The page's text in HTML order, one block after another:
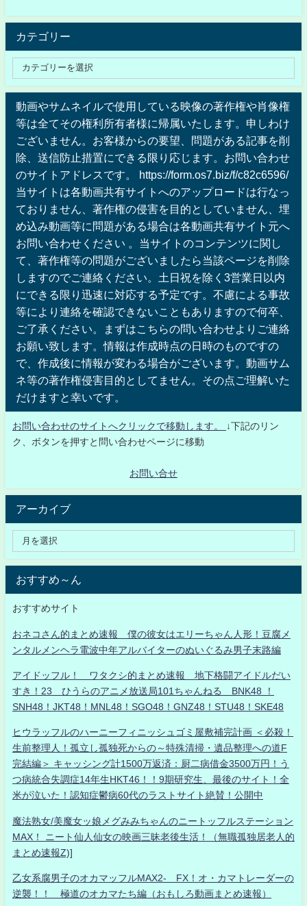
カテゴリー
動画やサムネイルで使用している映像の著作権や肖像権
等は全てその権利所有者様に帰属いたします。申しわけ
ございません。お客様からの要望、問題がある記事を削
除、送信防止措置にできる限り応じます。お問い合わせ
のサイトアドレスです。 https://form.os7.biz/f/c82c6596/
当サイトは各動画共有サイトへのアップロードは行なっ
ておりません、著作権の侵害を目的としていません、埋
め込み動画等に問題がある場合は各動画共有サイト元へ
お問い合わせください 。当サイトのコンテンツに関し
て、著作権等の問題がございましたら当該ページを削除
しますのでご連絡ください。土日祝を除く3営業日以内
にできる限り迅速に対応する予定です。不慮による事故
等により連絡を確認できないこともありますので何卒、
ご了承ください。まずはこちらの問い合わせよりご連絡
お願い致します。情報は作成時点の日時のものですの
で、作成後に情報が変わる場合がございます。動画サム
ネ等の著作権侵害目的としてません。その点ご理解いた
だけますと幸いです。
お問い合わせのサイトへクリックで移動します。
↓下記のリン
ク、ボタンを押すと問い合わせページに移動
お問い合せ
アーカイブ
おすすめ～ん
おすすめサイト
おネコさん的まとめ速報 僕の彼女はエリーちゃん人形！豆腐メ
ンタルメンヘラ電波中年アルバイターのぬいぐるみ男子末路編
アイドッフル！ ワタクシ的まとめ速報 地下格闘アイドルだい
すき！23 ひうらのアニメ放送局101ちゃんねる BNK48 ！
SNH48！JKT48！MNL48！SGO48！GNZ48！STU48！SKE48
ヒウラッフルのハーニーフィニッシュゴミ屋敷補完計画 ＜必殺！
生前整理人！孤立し孤独死からの～特殊清掃・遺品整理への道F
完結編＞ キャッシング計1500万返済：厨二病借金3500万円！う
つ病統合失調症14年生HKT46！！9期研究生、最後のサイト！全
米が泣いた！認知症鬱病60代のラストサイト絶賛！公開中
魔法熟女/美魔女ッ娘メグみみちゃんのニートッフルステーション
MAX！ ニート仙人仙女の映画三昧老後生活！（無職孤独居老人的
まとめ速報Z)]
乙女系腐男子のオカマッフルMAX2- FX！オ・カマトレーダーの
逆襲！！ 極道のオカマたち編（おもしろ動画まとめ速報）